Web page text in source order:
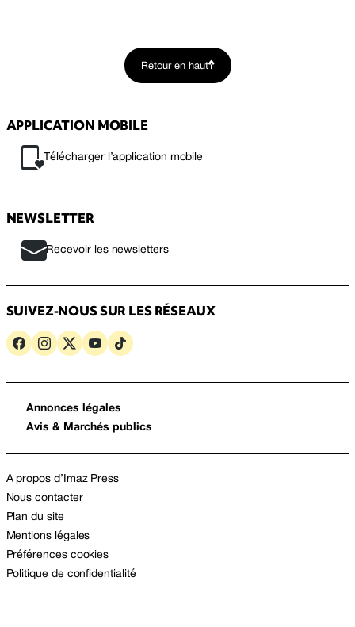
Retour en haut
APPLICATION MOBILE
Télécharger l’application mobile
NEWSLETTER
Recevoir les newsletters
SUIVEZ-NOUS SUR LES RÉSEAUX
Annonces légales
Avis & Marchés publics
A propos d’Imaz Press
Nous contacter
Plan du site
Mentions légales
Préférences cookies
Politique de confidentialité